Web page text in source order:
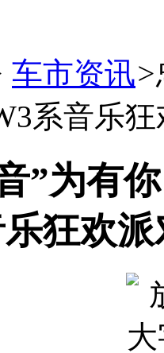
车市资讯>
系音乐
”为有
狂欢派